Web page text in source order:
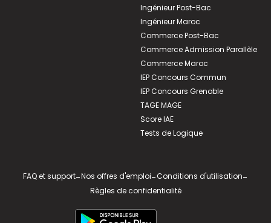
Ingénieur Post-Bac
Ingénieur Maroc
Commerce Post-Bac
Commerce Admission Parallèle
Commerce Maroc
IEP Concours Commun
IEP Concours Grenoble
TAGE MAGE
Score IAE
Tests de Logique
FAQ et support-Nos offres d'emploi-Conditions d'utilisation-
Règles de confidentialité